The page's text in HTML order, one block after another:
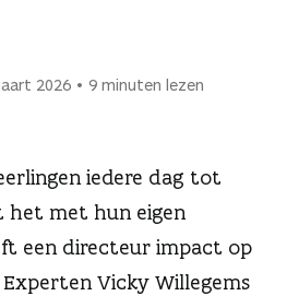
2026 9 minuten lezen
iedere dag tot
het met hun eigen
een directeur impact op
Vicky Willegems